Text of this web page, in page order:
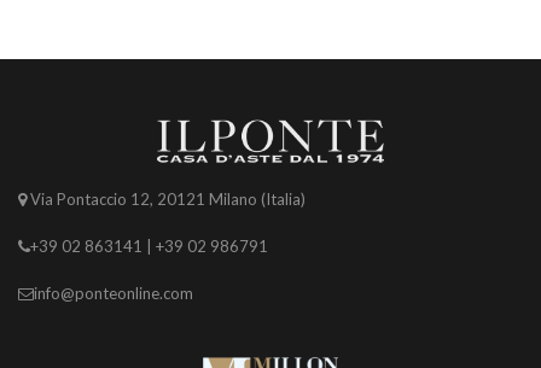
Via Pontaccio 12, 20121 Milano (Italia)
+39 02 863141 | +39 02 986791
info@ponteonline.com